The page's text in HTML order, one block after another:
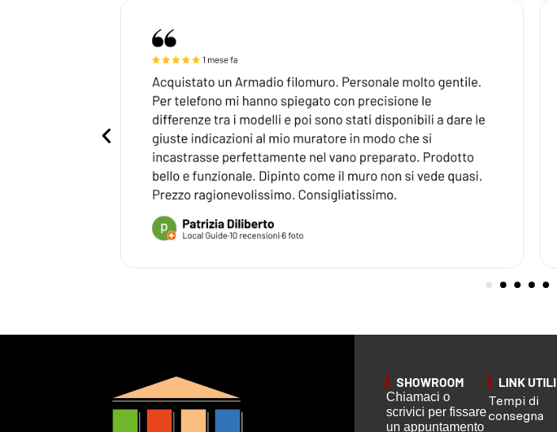
SHOWROOM
Chiamaci o
scrivici per fissare
un appuntamento
LINK UTILI
Tempi di
consegna